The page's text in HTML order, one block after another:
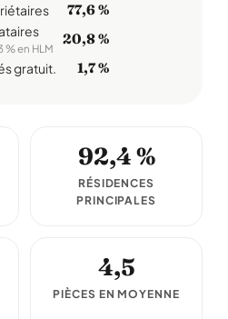
77,6 %
% en HLM
20,8 %
gratuit. 1,7 %
92,4 %
RÉSIDENCES
PRINCIPALES
4,5
PIÈCES EN MOYENNE